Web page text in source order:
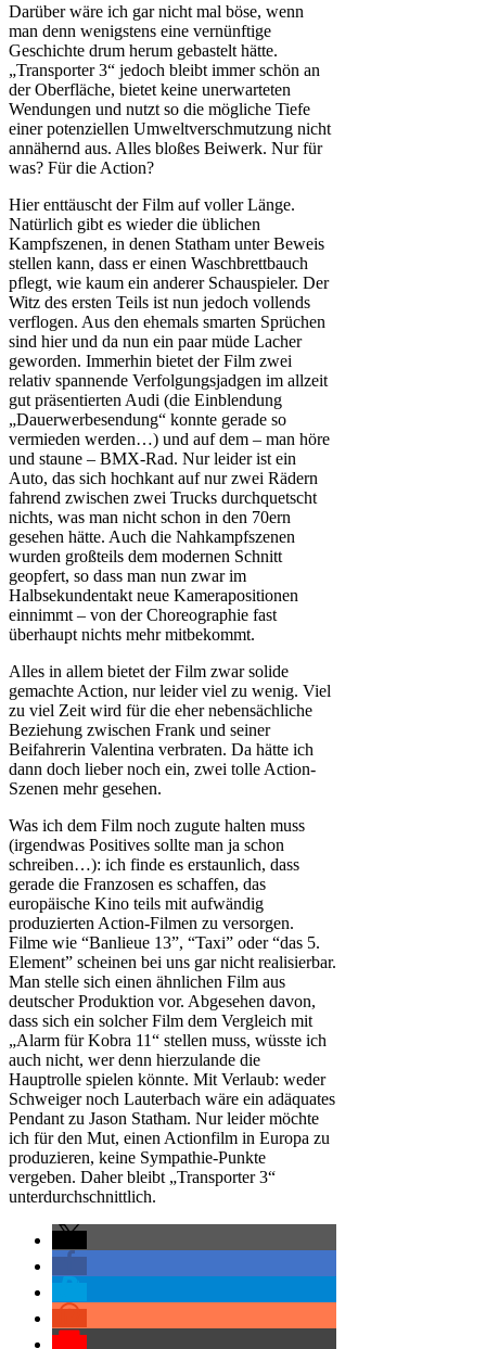
Darüber wäre ich gar nicht mal böse, wenn
man denn wenigstens eine vernünftige
Geschichte drum herum gebastelt hätte.
„Transporter 3“ jedoch bleibt immer schön an
der Oberfläche, bietet keine unerwarteten
Wendungen und nutzt so die mögliche Tiefe
einer potenziellen Umweltverschmutzung nicht
annähernd aus. Alles bloßes Beiwerk. Nur für
was? Für die Action?
Hier enttäuscht der Film auf voller Länge.
Natürlich gibt es wieder die üblichen
Kampfszenen, in denen Statham unter Beweis
stellen kann, dass er einen Waschbrettbauch
pflegt, wie kaum ein anderer Schauspieler. Der
Witz des ersten Teils ist nun jedoch vollends
verflogen. Aus den ehemals smarten Sprüchen
sind hier und da nun ein paar müde Lacher
geworden. Immerhin bietet der Film zwei
relativ spannende Verfolgungsjadgen im allzeit
gut präsentierten Audi (die Einblendung
„Dauerwerbesendung“ konnte gerade so
vermieden werden…) und auf dem – man höre
und staune – BMX-Rad. Nur leider ist ein
Auto, das sich hochkant auf nur zwei Rädern
fahrend zwischen zwei Trucks durchquetscht
nichts, was man nicht schon in den 70ern
gesehen hätte. Auch die Nahkampfszenen
wurden großteils dem modernen Schnitt
geopfert, so dass man nun zwar im
Halbsekundentakt neue Kamerapositionen
einnimmt – von der Choreographie fast
überhaupt nichts mehr mitbekommt.
Alles in allem bietet der Film zwar solide
gemachte Action, nur leider viel zu wenig. Viel
zu viel Zeit wird für die eher nebensächliche
Beziehung zwischen Frank und seiner
Beifahrerin Valentina verbraten. Da hätte ich
dann doch lieber noch ein, zwei tolle Action-
Szenen mehr gesehen.
Was ich dem Film noch zugute halten muss
(irgendwas Positives sollte man ja schon
schreiben…): ich finde es erstaunlich, dass
gerade die Franzosen es schaffen, das
europäische Kino teils mit aufwändig
produzierten Action-Filmen zu versorgen.
Filme wie “Banlieue 13”, “Taxi” oder “das 5.
Element” scheinen bei uns gar nicht realisierbar.
Man stelle sich einen ähnlichen Film aus
deutscher Produktion vor. Abgesehen davon,
dass sich ein solcher Film dem Vergleich mit
„Alarm für Kobra 11“ stellen muss, wüsste ich
auch nicht, wer denn hierzulande die
Hauptrolle spielen könnte. Mit Verlaub: weder
Schweiger noch Lauterbach wäre ein adäquates
Pendant zu Jason Statham. Nur leider möchte
ich für den Mut, einen Actionfilm in Europa zu
produzieren, keine Sympathie-Punkte
vergeben. Daher bleibt „Transporter 3“
unterdurchschnittlich.